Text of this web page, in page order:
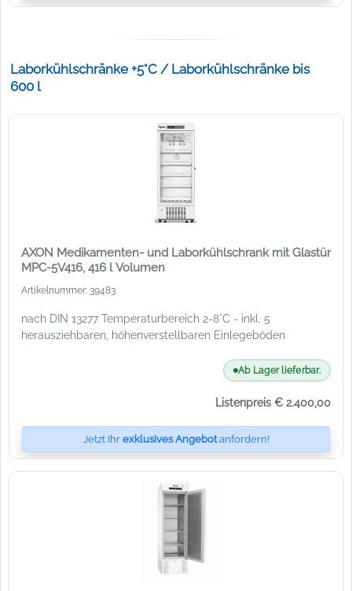
Laborkühlschränke +5°C / Laborkühlschränke bis
600 l
AXON Medikamenten- und Laborkühlschrank mit Glastür
MPC-5V416, 416 l Volumen
Artikelnummer: 39483
nach DIN 13277 Temperaturbereich 2-8°C - inkl. 5
herausziehbaren, höhenverstellbaren Einlegeböden
Ab Lager lieferbar.
Listenpreis € 2.400,00
Jetzt Ihr exklusives Angebotanfordern!